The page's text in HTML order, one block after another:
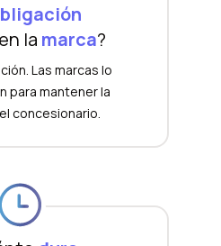
la marca?
Las marcas lo
para mantener la
concesionario.